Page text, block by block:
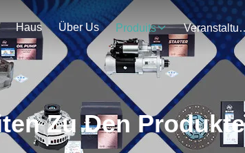
Haus Über Us Produits
Zu Den